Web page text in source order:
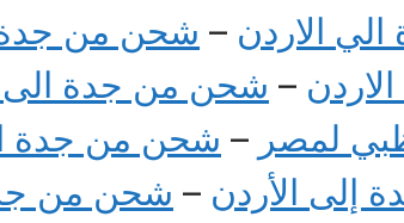
الاردن – شحن من جدة
– شحن من جدة الى
لمصر – شحن من جدة
الأردن – شحن من